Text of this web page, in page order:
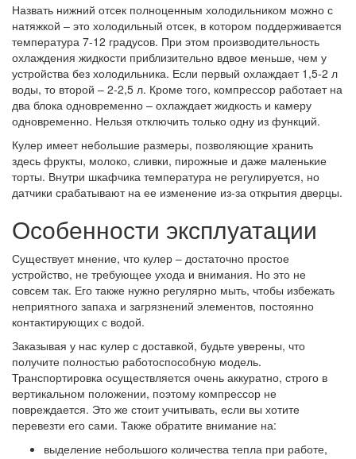
Назвать нижний отсек полноценным холодильником можно с
натяжкой – это холодильный отсек, в котором поддерживается
температура 7-12 градусов. При этом производительность
охлаждения жидкости приблизительно вдвое меньше, чем у
устройства без холодильника. Если первый охлаждает 1,5-2 л
воды, то второй – 2-2,5 л. Кроме того, компрессор работает на
два блока одновременно – охлаждает жидкость и камеру
одновременно. Нельзя отключить только одну из функций.
Кулер имеет небольшие размеры, позволяющие хранить
здесь фрукты, молоко, сливки, пирожные и даже маленькие
торты. Внутри шкафчика температура не регулируется, но
датчики срабатывают на ее изменение из-за открытия дверцы.
Особенности эксплуатации
Существует мнение, что кулер – достаточно простое
устройство, не требующее ухода и внимания. Но это не
совсем так. Его также нужно регулярно мыть, чтобы избежать
неприятного запаха и загрязнений элементов, постоянно
контактирующих с водой.
Заказывая у нас кулер с доставкой, будьте уверены, что
получите полностью работоспособную модель.
Транспортировка осуществляется очень аккуратно, строго в
вертикальном положении, поэтому компрессор не
повреждается. Это же стоит учитывать, если вы хотите
перевезти его сами. Также обратите внимание на:
выделение небольшого количества тепла при работе,